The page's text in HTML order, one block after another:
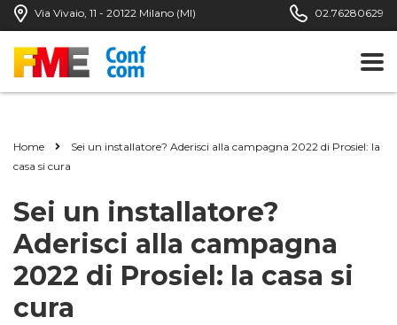
Via Vivaio, 11 - 20122 Milano (MI) 02.76280629
Home
Sei un installatore? Aderisci alla campagna 2022 di Prosiel: la
casa si cura
Sei un installatore?
Aderisci alla campagna
2022 di Prosiel: la casa si
cura